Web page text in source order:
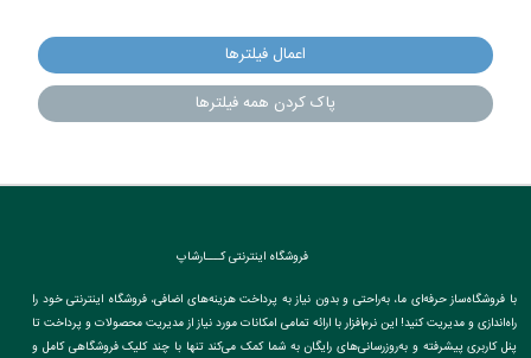
اعمال فیلترها
پاک کردن همه فیلترها
فروشگاه اینترنتی کـــارشاپ
با فروشگاه‌ساز حرفه‌ای ما، به‌راحتی و بدون نیاز به پرداخت هزینه‌های اضافی، فروشگاه اینترنتی خود را
راه‌اندازی و مدیریت کنید! این نرم‌افزار با ارائه تمامی امکانات مورد نیاز از مدیریت محصولات و پرداخت تا
پنل کاربری پیشرفته و به‌روزرسانی‌های رایگان به شما کمک می‌کند تنها با چند کلیک فروشگاهی کامل و